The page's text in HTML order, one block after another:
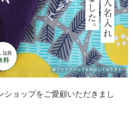
ショップをご愛顧いただきまし
」